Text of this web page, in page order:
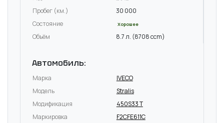
Пробег (км.)
30 000
Состояние
Хорошее
Объём 8.7 л. (8708 ccm)
Автомобиль:
Марка
IVECO
Модель
Stralis
Модификация
450S33 T
Маркировка
F2CFE611C